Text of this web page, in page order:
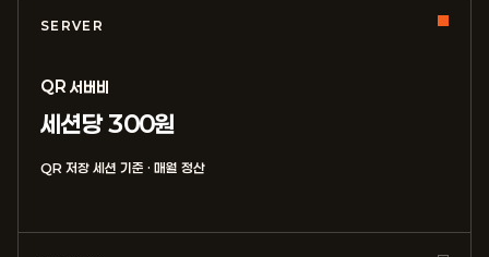
SERVER
QR 서버비
세션당 300원
QR 저장 세션 기준 · 매월 정산